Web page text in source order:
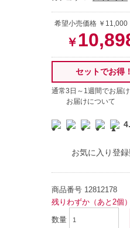
希望小売価格 ￥11,000
￥
セットでお得！
通常3日～1週間でお届け
お届けについて
お気に入り登
商品番号 12812178
残りわずか（あと2個）
数量